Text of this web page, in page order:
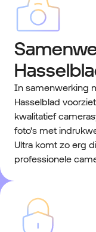
In samenwerking
Hasselblad
kwalitatief
foto's met
Ultra komt zo erg
professionele